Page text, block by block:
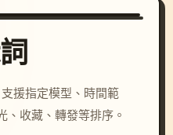
援指定模型、時間範
、收藏、轉發等排序。